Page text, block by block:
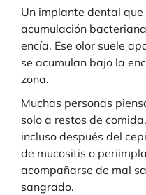
Un implante dental
acumulación
encía. Ese olor suele
se acumulan bajo la
zona.
Muchas personas
solo a restos de
incluso después del
de mucositis o
acompañarse de mal
sangrado.